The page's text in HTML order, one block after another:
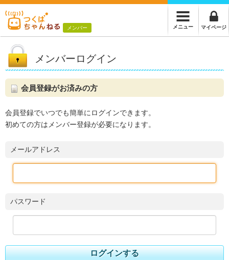
メンバー メニュー マイページ
メンバーログイン
会員登録がお済みの方
会員登録でいつでも簡単にログインできます。
初めての方はメンバー登録が必要になります。
メールアドレス
パスワード
ログインする